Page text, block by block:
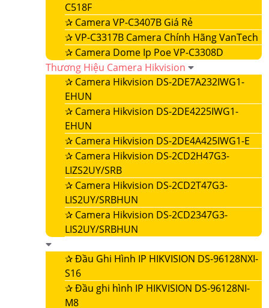
C518F
✰ Camera VP-C3407B Giá Rẻ
✰VP-C3317B Camera Chính Hãng VanTech
✰ Camera Dome Ip Poe VP-C3308D
Thương Hiệu Camera Hikvision
✰ Camera Hikvision DS-2DE7A232IWG1-
EHUN
✰ Camera Hikvision DS-2DE4225IWG1-
EHUN
✰ Camera Hikvision DS-2DE4A425IWG1-E
✰ Camera Hikvision DS-2CD2H47G3-
LIZS2UY/SRB
✰ Camera Hikvision DS-2CD2T47G3-
LIS2UY/SRBHUN
✰ Camera Hikvision DS-2CD2347G3-
LIS2UY/SRBHUN
✰Đầu Ghi Hình IP HIKVISION DS-96128NXI-
S16
✰Đầu ghi hình IP HIKVISION DS-96128NI-
M8